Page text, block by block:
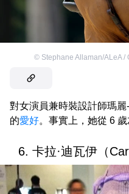
© Stephane Allaman/ALeA /
對女演員兼時裝設計師瑪
的愛好。事實上，她從 6
6. 卡拉·迪瓦伊（